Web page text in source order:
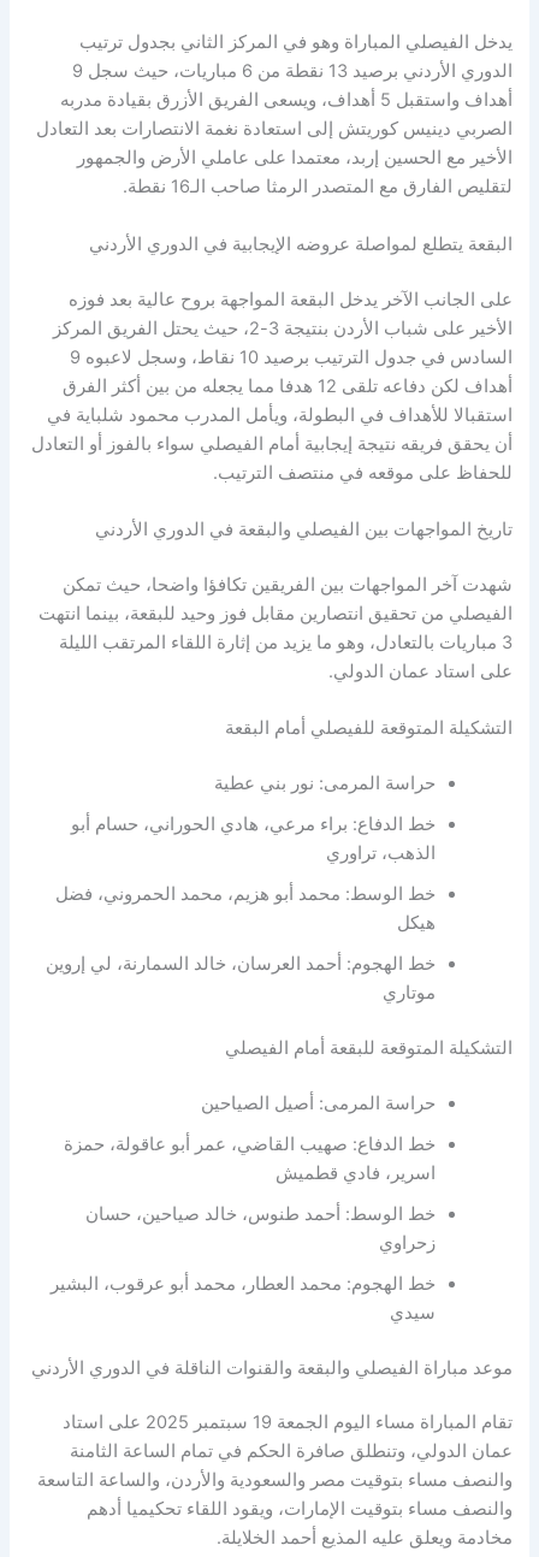
يدخل الفيصلي المباراة وهو في المركز الثاني بجدول ترتيب
الدوري الأردني برصيد 13 نقطة من 6 مباريات، حيث سجل 9
أهداف واستقبل 5 أهداف، ويسعى الفريق الأزرق بقيادة مدربه
الصربي دينيس كوريتش إلى استعادة نغمة الانتصارات بعد التعادل
الأخير مع الحسين إربد، معتمدا على عاملي الأرض والجمهور
لتقليص الفارق مع المتصدر الرمثا صاحب الـ16 نقطة.
البقعة يتطلع لمواصلة عروضه الإيجابية في الدوري الأردني
على الجانب الآخر يدخل البقعة المواجهة بروح عالية بعد فوزه
الأخير على شباب الأردن بنتيجة 3-2، حيث يحتل الفريق المركز
السادس في جدول الترتيب برصيد 10 نقاط، وسجل لاعبوه 9
أهداف لكن دفاعه تلقى 12 هدفا مما يجعله من بين أكثر الفرق
استقبالا للأهداف في البطولة، ويأمل المدرب محمود شلباية في
أن يحقق فريقه نتيجة إيجابية أمام الفيصلي سواء بالفوز أو التعادل
للحفاظ على موقعه في منتصف الترتيب.
تاريخ المواجهات بين الفيصلي والبقعة في الدوري الأردني
شهدت آخر المواجهات بين الفريقين تكافؤا واضحا، حيث تمكن
الفيصلي من تحقيق انتصارين مقابل فوز وحيد للبقعة، بينما انتهت
3 مباريات بالتعادل، وهو ما يزيد من إثارة اللقاء المرتقب الليلة
على استاد عمان الدولي.
التشكيلة المتوقعة للفيصلي أمام البقعة
حراسة المرمى: نور بني عطية
خط الدفاع: براء مرعي، هادي الحوراني، حسام أبو
الذهب، تراوري
خط الوسط: محمد أبو هزيم، محمد الحمروني، فضل
هيكل
خط الهجوم: أحمد العرسان، خالد السمارنة، لي إروين
موتاري
التشكيلة المتوقعة للبقعة أمام الفيصلي
حراسة المرمى: أصيل الصياحين
خط الدفاع: صهيب القاضي، عمر أبو عاقولة، حمزة
اسرير، فادي قطميش
خط الوسط: أحمد طنوس، خالد صياحين، حسان
زحراوي
خط الهجوم: محمد العطار، محمد أبو عرقوب، البشير
سيدي
موعد مباراة الفيصلي والبقعة والقنوات الناقلة في الدوري الأردني
تقام المباراة مساء اليوم الجمعة 19 سبتمبر 2025 على استاد
عمان الدولي، وتنطلق صافرة الحكم في تمام الساعة الثامنة
والنصف مساء بتوقيت مصر والسعودية والأردن، والساعة التاسعة
والنصف مساء بتوقيت الإمارات، ويقود اللقاء تحكيميا أدهم
مخادمة ويعلق عليه المذيع أحمد الخلايلة.